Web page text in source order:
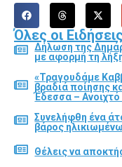
Όλες οι Ειδήσεις
Δήλωση της
με αφορμή τη
«Τραγουδάμε
βραδιά ποίησης
Έδεσσα –
Συνελήφθη ένα
βάρος
Θέλεις να